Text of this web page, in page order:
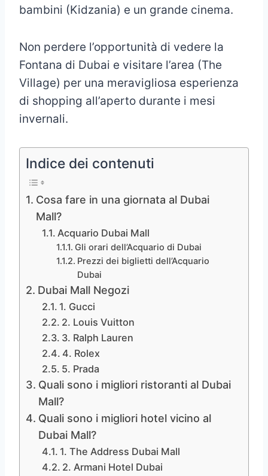
bambini (Kidzania) e un grande cinema.
Non perdere l’opportunità di vedere la
Fontana di Dubai e visitare l’area (The
Village) per una meravigliosa esperienza
di shopping all’aperto durante i mesi
invernali.
Indice dei contenuti
Cosa fare in una giornata al Dubai
Mall?
Acquario Dubai Mall
Gli orari dell’Acquario di Dubai
Prezzi dei biglietti dell’Acquario
Dubai
Dubai Mall Negozi
1. Gucci
2. Louis Vuitton
3. Ralph Lauren
4. Rolex
5. Prada
Quali sono i migliori ristoranti al Dubai
Mall?
Quali sono i migliori hotel vicino al
Dubai Mall?
1. The Address Dubai Mall
2. Armani Hotel Dubai